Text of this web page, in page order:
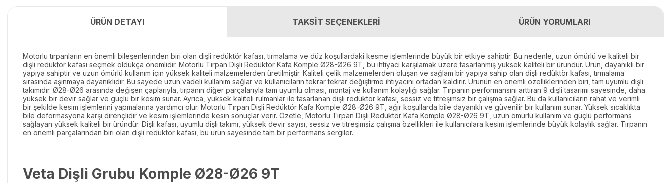
ÜRÜN DETAYI TAKSİT SEÇENEKLERİ ÜRÜN YORUMLARI
Motorlu tırpanların en önemli bileşenlerinden biri olan dişli redüktör kafası, tırmalama ve düz koşullardaki kesme işlemlerinde büyük bir etkiye sahiptir. Bu nedenle, uzun ömürlü ve kaliteli bir
dişli redüktör kafası seçmek oldukça önemlidir. Motorlu Tırpan Dişli Redüktör Kafa Komple Ø28-Ø26 9T, bu ihtiyacı karşılamak üzere tasarlanmış yüksek kaliteli bir üründür. Ürün, dayanıklı bir
yapıya sahiptir ve uzun ömürlü kullanım için yüksek kaliteli malzemelerden üretilmiştir. Kaliteli çelik malzemelerden oluşan ve sağlam bir yapıya sahip olan dişli redüktör kafası, tırmalama
sırasında aşınmaya dayanıklıdır. Bu sayede uzun vadeli kullanım sağlar ve kullanıcıların tekrar tekrar değiştirme ihtiyacını ortadan kaldırır. Ürünün en önemli özelliklerinden biri, tam uyumlu dişli
takımıdır. Ø28-Ø26 arasında değişen çaplarıyla, tırpanın diğer parçalarıyla tam uyumlu olması, montaj ve kullanım kolaylığı sağlar. Tırpanın performansını arttıran 9 dişli tasarımı sayesinde, daha
yüksek bir devir sağlar ve güçlü bir kesim sunar. Ayrıca, yüksek kaliteli rulmanlar ile tasarlanan dişli redüktör kafası, sessiz ve titreşimsiz bir çalışma sağlar. Bu da kullanıcıların rahat ve verimli
bir şekilde kesim işlemlerini yapmalarına yardımcı olur. Motorlu Tırpan Dişli Redüktör Kafa Komple Ø28-Ø26 9T, ağır koşullarda bile dayanıklı ve güvenilir bir kullanım sunar. Yüksek sıcaklıkta
bile deformasyona karşı dirençlidir ve kesim işlemlerinde kesin sonuçlar verir. Özetle, Motorlu Tırpan Dişli Redüktör Kafa Komple Ø28-Ø26 9T, uzun ömürlü kullanım ve güçlü performans
sağlayan yüksek kaliteli bir üründür. Dişli kafası, uyumlu dişli takımı, yüksek devir sayısı, sessiz ve titreşimsiz çalışma özellikleri ile kullanıcılara kesim işlemlerinde büyük kolaylık sağlar. Tırpanın
en önemli parçalarından biri olan dişli redüktör kafası, bu ürün sayesinde tam bir performans sergiler.
Veta Dişli Grubu Komple Ø28-Ø26 9T